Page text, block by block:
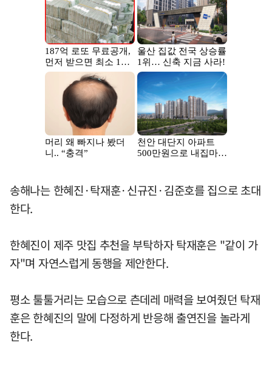
송해나는 한혜진·탁재훈·신규진·김준호를 집으로 초대
한다.
한혜진이 제주 맛집 추천을 부탁하자 탁재훈은 "같이 가
자"며 자연스럽게 동행을 제안한다.
평소 툴툴거리는 모습으로 츤데레 매력을 보여줬던 탁재
훈은 한혜진의 말에 다정하게 반응해 출연진을 놀라게
한다.